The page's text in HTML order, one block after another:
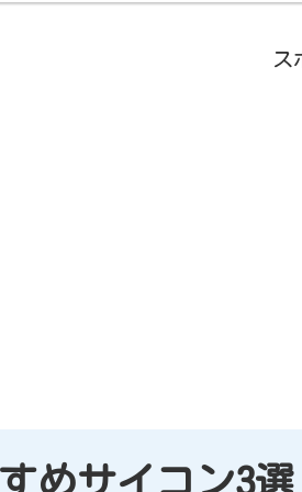
ス
めサイコン3選